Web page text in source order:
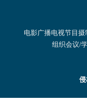
电影广播电视节目摄
组织会议/